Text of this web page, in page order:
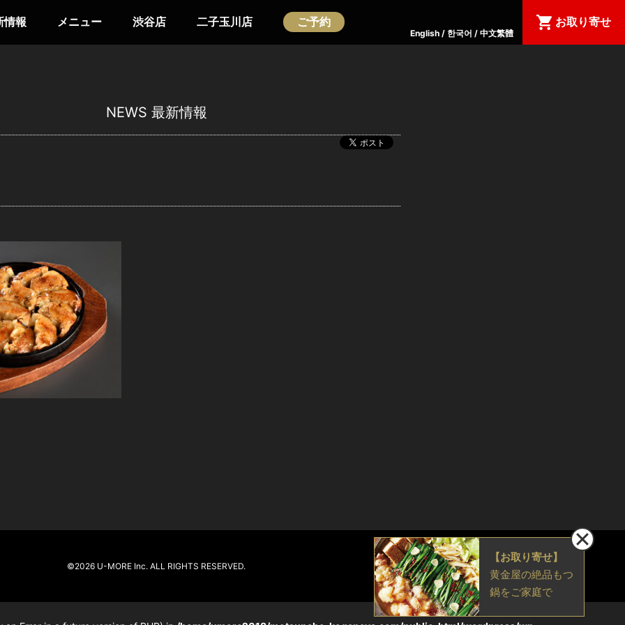
情報 メニュー 渋谷店 二子玉川店 ご予約 お取り寄せ
English 한국어 中文繁體
NEWS 最新情報
【お取り寄せ】
黄金屋の絶品もつ
鍋をご家庭で
©2026 U-MORE Inc. ALL RIGHTS RESERVED.